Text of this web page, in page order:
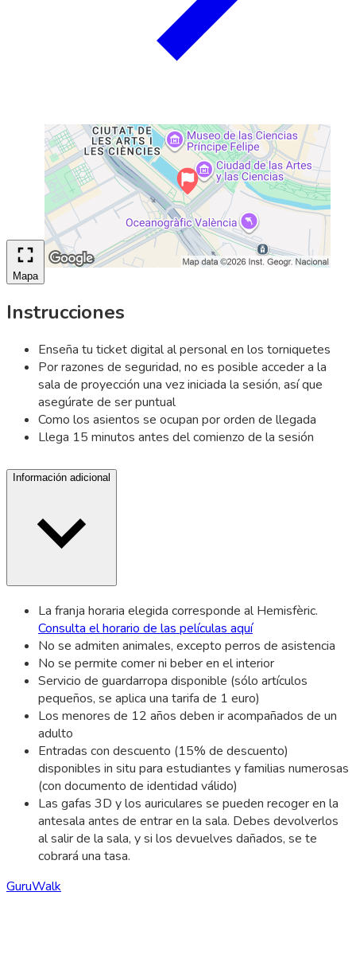
Mapa
Instrucciones
Enseña tu ticket digital al personal en los torniquetes
Por razones de seguridad, no es posible acceder a la
sala de proyección una vez iniciada la sesión, así que
asegúrate de ser puntual
Como los asientos se ocupan por orden de llegada
Llega 15 minutos antes del comienzo de la sesión
Información adicional
La franja horaria elegida corresponde al Hemisfèric.
Consulta el horario de las películas aquí
No se admiten animales, excepto perros de asistencia
No se permite comer ni beber en el interior
Servicio de guardarropa disponible (sólo artículos
pequeños, se aplica una tarifa de 1 euro)
Los menores de 12 años deben ir acompañados de un
adulto
Entradas con descuento (15% de descuento)
disponibles in situ para estudiantes y familias numerosas
(con documento de identidad válido)
Las gafas 3D y los auriculares se pueden recoger en la
antesala antes de entrar en la sala. Debes devolverlos
al salir de la sala, y si los devuelves dañados, se te
cobrará una tasa.
GuruWalk